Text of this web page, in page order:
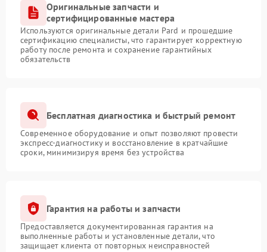
Оригинальные запчасти и
сертифицированные мастера
Используются оригинальные детали Pard и прошедшие
сертификацию специалисты, что гарантирует корректную
работу после ремонта и сохранение гарантийных
обязательств
Бесплатная диагностика и быстрый ремонт
Современное оборудование и опыт позволяют провести
экспресс-диагностику и восстановление в кратчайшие
сроки, минимизируя время без устройства
Гарантия на работы и запчасти
Предоставляется документированная гарантия на
выполненные работы и установленные детали, что
защищает клиента от повторных неисправностей